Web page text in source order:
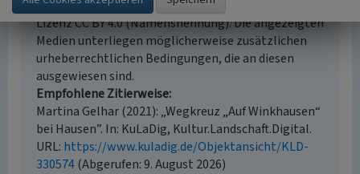
Der hier präsentierte Inhalt steht unter der freien
Lizenz CC BY 4.0 (Namensnennung). Die angezeigten
Medien unterliegen möglicherweise zusätzlichen
urheberrechtlichen Bedingungen, die an diesen
ausgewiesen sind.
Empfohlene Zitierweise
Martina Gelhar (2021): „Wegkreuz „Auf Winkhausen“
bei Hausen”. In: KuLaDig, Kultur.Landschaft.Digital.
URL: https://www.kuladig.de/Objektansicht/KLD-
330574(Abgerufen: 9. August 2026)